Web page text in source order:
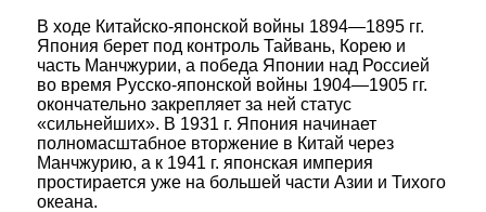
В ходе Китайско-японской войны 1894—1895 гг.
Япония берет под контроль Тайвань, Корею и
часть Манчжурии, а победа Японии над Россией
во время Русско-японской войны 1904—1905 гг.
окончательно закрепляет за ней статус
«сильнейших». В 1931 г. Япония начинает
полномасштабное вторжение в Китай через
Манчжурию, а к 1941 г. японская империя
простирается уже на большей части Азии и Тихого
океана.